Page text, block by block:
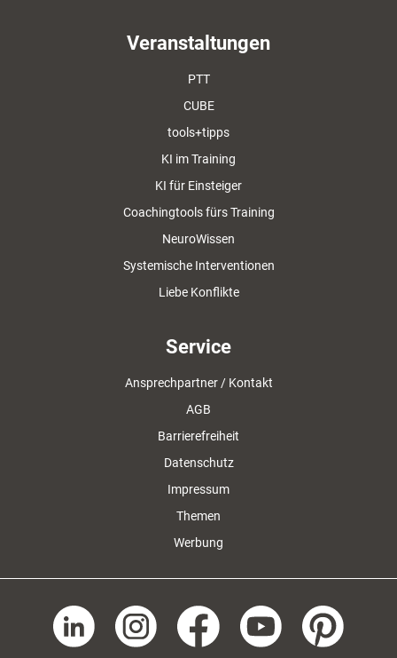
Veranstaltungen
PTT
CUBE
tools+tipps
KI im Training
KI für Einsteiger
Coachingtools fürs Training
NeuroWissen
Systemische Interventionen
Liebe Konflikte
Service
Ansprechpartner / Kontakt
AGB
Barrierefreiheit
Datenschutz
Impressum
Themen
Werbung